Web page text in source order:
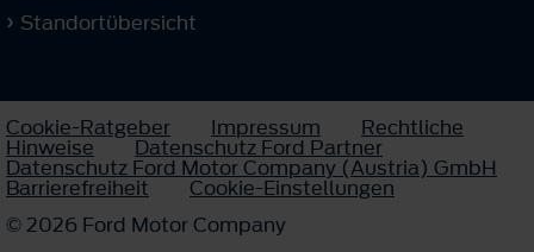
Standortübersicht
Cookie-Ratgeber Impressum Rechtliche
Hinweise Datenschutz Ford Partner
Datenschutz Ford Motor Company (Austria) GmbH
Barrierefreiheit
Cookie-Einstellungen
© 2026 Ford Motor Company